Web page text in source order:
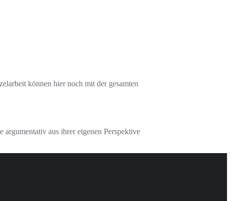
können hier noch mit der gesamten
aus ihrer eigenen Perspektive